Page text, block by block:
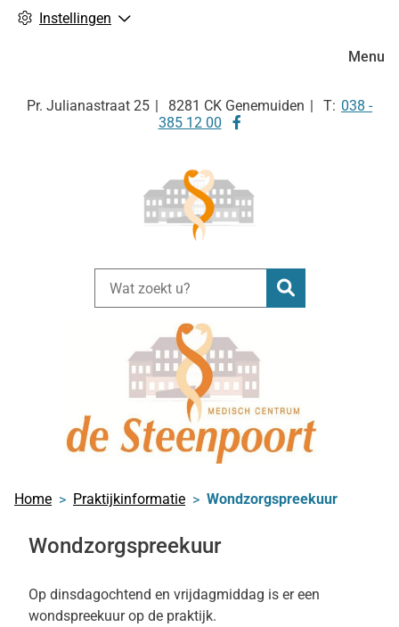
Instellingen
Pr. Julianastraat 25 8281 CK Genemuiden Tel:
038 -
385 12 00
Bezoek
Zoeken
Menu
Home Praktijkinformatie Wondzorgspreekuur
Wondzorgspreekuur
Op dinsdagochtend en vrijdagmiddag is er een
wondspreekuur op de praktijk.